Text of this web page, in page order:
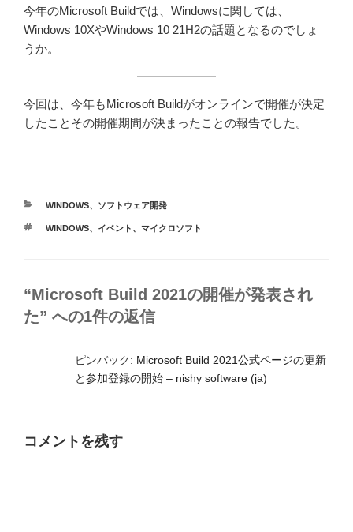
今年のMicrosoft Buildでは、Windowsに関しては、
Windows 10XやWindows 10 21H2の話題となるのでしょ
うか。
今回は、今年もMicrosoft Buildがオンラインで開催が決定
したことその開催期間が決まったことの報告でした。
カ
ゴ
WINDOWS、 ソフトウェア開発
タ
WINDOWS、 イベント 、 マイクロソフト
“Microsoft Build 2021の開催が発表され
た” への1件の返信
ピンバック: Microsoft Build 2021公式ページの更新
と参加登録の開始 – nishy software (ja)
コメントを残す